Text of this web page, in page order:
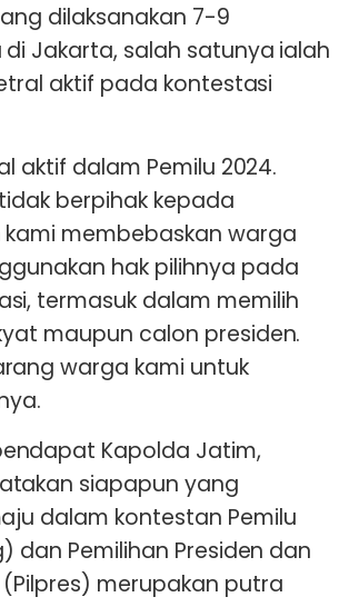
dilaksanakan 7-9
di Jakarta, salah satunya ialah
aktif pada kontestasi
aktif dalam Pemilu 2024.
berpihak kepada
membebaskan warga
hak pilihnya pada
termasuk dalam memilih
maupun calon presiden.
warga kami untuk
Kapolda Jatim,
siapapun yang
dalam kontestan Pemilu
dan Pemilihan Presiden dan
(Pilpres) merupakan putra